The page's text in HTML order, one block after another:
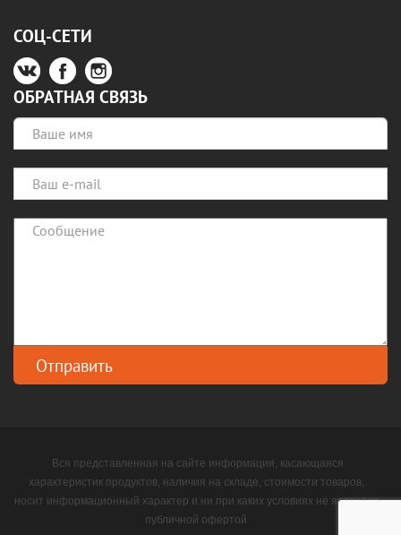
СОЦ-СЕТИ
ОБРАТНАЯ СВЯЗЬ
Вся представленная на сайте информация, касающаяся
характеристик продуктов, наличия на складе, стоимости товаров,
носит информационный характер и ни при каких условиях не является
публичной офертой